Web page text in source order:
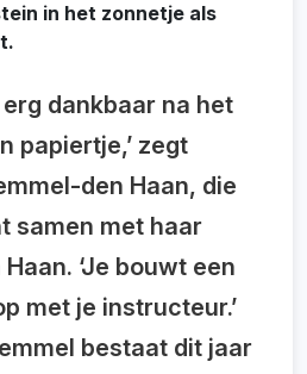
in het zonnetje als
erg dankbaar na het
papiertje,’ zegt
den Haan, die
samen met haar
‘Je bouwt een
met je instructeur.’
bestaat dit jaar